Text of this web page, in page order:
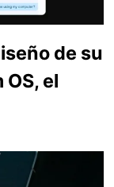
de su
el